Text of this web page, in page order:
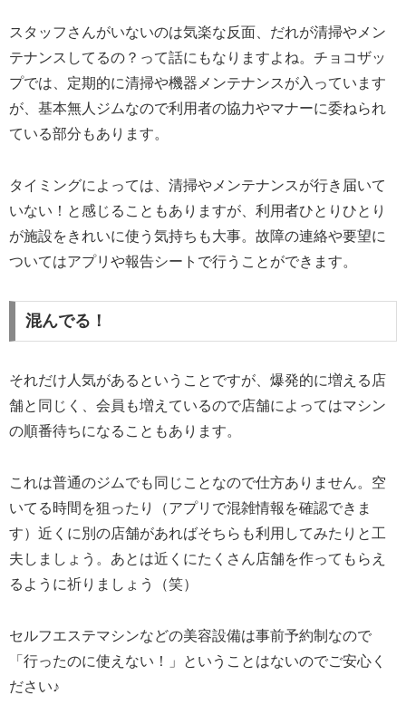
スタッフさんがいないのは気楽な反面、だれが清掃やメン
テナンスしてるの？って話にもなりますよね。チョコザッ
プでは、定期的に清掃や機器メンテナンスが入っています
が、基本無人ジムなので利用者の協力やマナーに委ねられ
ている部分もあります。
タイミングによっては、清掃やメンテナンスが行き届いて
いない！と感じることもありますが、利用者ひとりひとり
が施設をきれいに使う気持ちも大事。故障の連絡や要望に
ついてはアプリや報告シートで行うことができます。
混んでる！
それだけ人気があるということですが、爆発的に増える店
舗と同じく、会員も増えているので店舗によってはマシン
の順番待ちになることもあります。
これは普通のジムでも同じことなので仕方ありません。空
いてる時間を狙ったり（アプリで混雑情報を確認できま
す）近くに別の店舗があればそちらも利用してみたりと工
夫しましょう。あとは近くにたくさん店舗を作ってもらえ
るように祈りましょう（笑）
セルフエステマシンなどの美容設備は事前予約制なので
「行ったのに使えない！」ということはないのでご安心く
ださい♪